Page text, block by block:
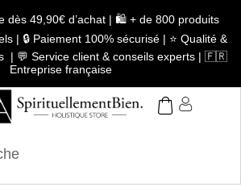
dès 49,90€ d’achat | 🛍️ + de 800 produits
| 🔒 Paiement 100% sécurisé | ⭐ Qualité &
| 💬 Service client & conseils experts | 🇫🇷
Entreprise française